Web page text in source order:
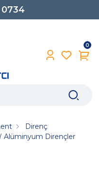
0734
0
Direnç
Alüminyum Dirençler